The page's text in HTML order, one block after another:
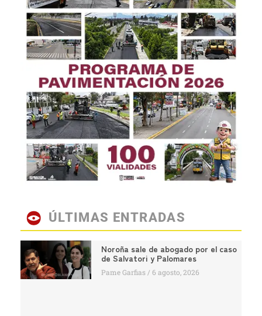
ÚLTIMAS ENTRADAS
Noroña sale de abogado por el caso
de Salvatori y Palomares
Pame Garfias 6 agosto, 2026